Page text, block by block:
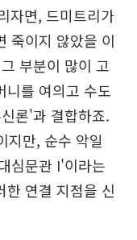
자면, 드미트리가
죽이지 않았을 이
부분이 많이 고
니를 여의고 수도
론'과 결합하죠.
지만, 순수 악일
심문관 I'이라는
한 연결 지점을 신